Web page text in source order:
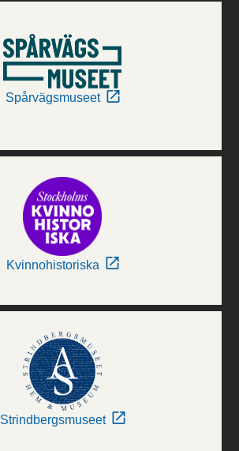
Spårvägsmuseet
Kvinnohistoriska
Strindbergsmuseet